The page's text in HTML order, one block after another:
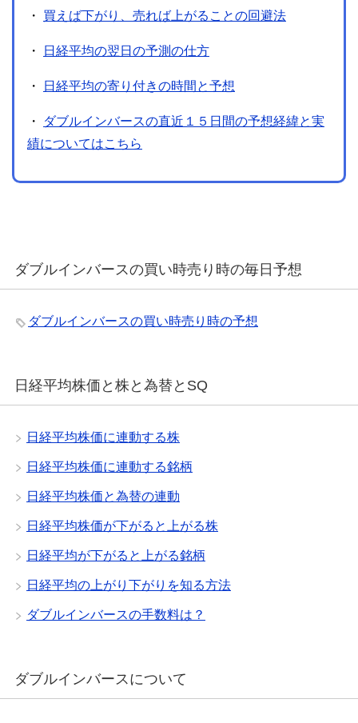
・ 買えば下がり、売れば上がることの回避法
・ 日経平均の翌日の予測の仕方
・ 日経平均の寄り付きの時間と予想
・
ダブルインバースの直近１５日間の予想経緯と実
績についてはこちら
ダブルインバースの買い時売り時の毎日予想
ダブルインバースの買い時売り時の予想
日経平均株価と株と為替とSQ
日経平均株価に連動する株
日経平均株価に連動する銘柄
日経平均株価と為替の連動
日経平均株価が下がると上がる株
日経平均が下がると上がる銘柄
日経平均の上がり下がりを知る方法
ダブルインバースの手数料は？
ダブルインバースについて